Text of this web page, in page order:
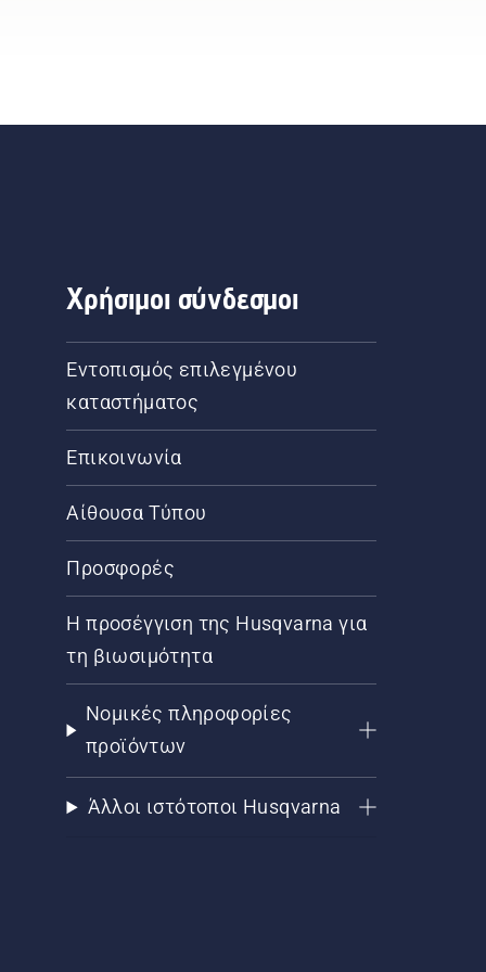
Χρήσιμοι σύνδεσμοι
Εντοπισμός επιλεγμένου
καταστήματος
Επικοινωνία
Αίθουσα Τύπου
Προσφορές
Η προσέγγιση της Husqvarna για
τη βιωσιμότητα
Νομικές πληροφορίες
προϊόντων
Άλλοι ιστότοποι Husqvarna